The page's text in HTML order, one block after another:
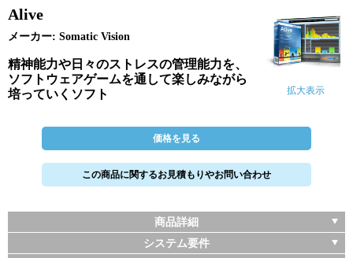
拡大表示
Alive
メーカー: Somatic Vision
精神能力や日々のストレスの管理能力を、
ソフトウェアゲームを通して楽しみながら
培っていくソフト
価格を見る
この商品に関するお見積もりやお問い合わせ
商品詳細
システム要件